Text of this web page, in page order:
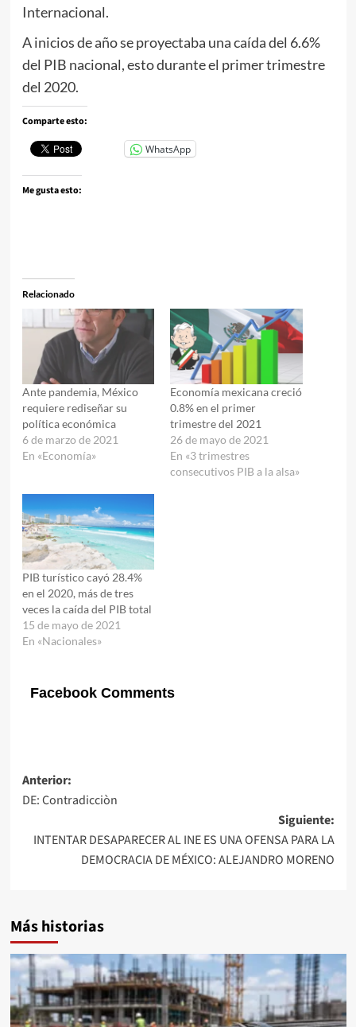
Internacional.
A inicios de año se proyectaba una caída del 6.6%
del PIB nacional, esto durante el primer trimestre
del 2020.
Comparte esto:
WhatsApp
Me gusta esto:
Relacionado
Ante pandemia, México
requiere rediseñar su
política económica
6 de marzo de 2021
En «Economía»
Economía mexicana creció
0.8% en el primer
trimestre del 2021
26 de mayo de 2021
En «3 trimestres
consecutivos PIB a la alsa»
PIB turístico cayó 28.4%
en el 2020, más de tres
veces la caída del PIB total
15 de mayo de 2021
En «Nacionales»
Facebook Comments
Navegación
de
entradas
Anterior:
DE: Contradicciòn
Siguiente:
INTENTAR DESAPARECER AL INE ES UNA OFENSA PARA LA
DEMOCRACIA DE MÉXICO: ALEJANDRO MORENO
Más historias